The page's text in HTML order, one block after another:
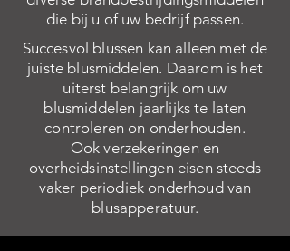
die bij u of uw bedrijf passen.
Succesvol blussen kan alleen met de
juiste blusmiddelen. Daarom is het
uiterst belangrijk om uw
blusmiddelen jaarlijks te laten
controleren on onderhouden.
Ook verzekeringen en
overheidsinstellingen eisen steeds
vaker periodiek onderhoud van
blusapperatuur.